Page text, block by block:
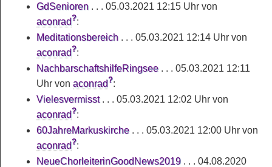
GdSenioren . . . 05.03.2021 12:15 Uhr von
aconrad?:
Meditationsbereich . . . 05.03.2021 12:14 Uhr von
aconrad?:
NachbarschaftshilfeRingsee . . . 05.03.2021 12:11
Uhr von aconrad?:
Vielesvermisst. . . 05.03.2021 12:02 Uhr von
aconrad?:
60JahreMarkuskirche . . . 05.03.2021 12:00 Uhr von
aconrad?:
NeueChorleiterinGoodNews2019 . . . 04.08.2020